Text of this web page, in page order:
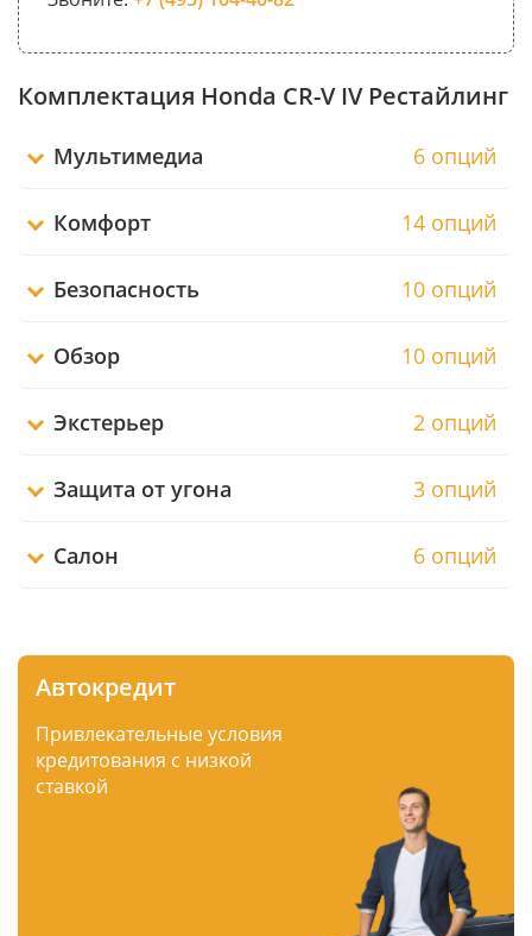
Комплектация Honda CR-V IV Рестайлинг
Мультимедиа 6 опций
Комфорт 14 опций
Безопасность 10 опций
Обзор 10 опций
Экстерьер 2 опций
Защита от угона 3 опций
Салон 6 опций
Автокредит
Привлекательные условия
кредитования с низкой
ставкой